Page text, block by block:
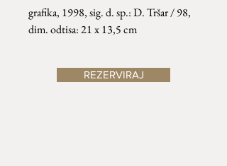
grafika, 1998, sig. d. sp.: D. Tršar / 98,
dim. odtisa: 21 x 13,5 cm
REZERVIRAJ